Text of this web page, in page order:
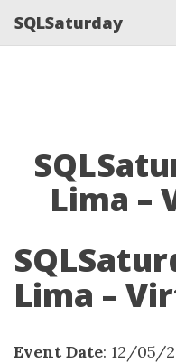
SQLSaturday
Lima –
Lima –
Event Date: 12/05/